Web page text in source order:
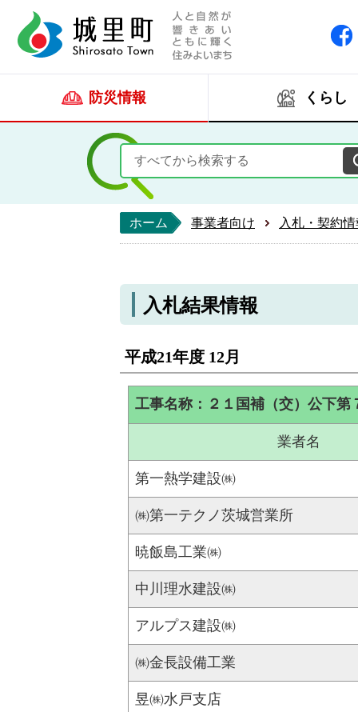
防災情報 くらし
ホーム 事業者向け 入札・契約
入札結果情報
平成21年度 12月
工事名称：２１国補（交）公下
業者名
第一熱学建設㈱
㈱第一テクノ茨城営業所
暁飯島工業㈱
中川理水建設㈱
アルプス建設㈱
㈱金長設備工業
昱㈱水戸支店